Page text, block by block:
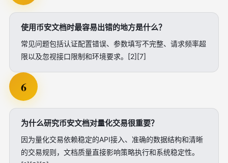
使用币安文档时最容易出错的地方是什么？
常见问题包括认证配置错误、参数填写不完整、请求频率超
限以及忽视接口限制和环境要求。[2][7]
6
为什么研究币安文档对量化交易很重要？
因为量化交易依赖稳定的API接入、准确的数据结构和清晰
的交易规则，文档质量直接影响策略执行和系统稳定性。